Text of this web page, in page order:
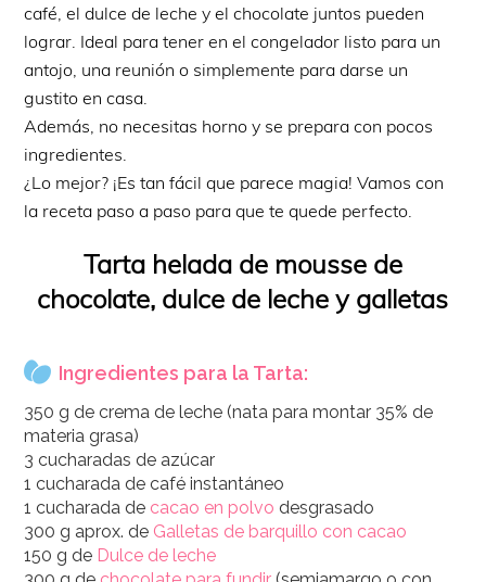
café, el dulce de leche y el chocolate juntos pueden
lograr. Ideal para tener en el congelador listo para un
antojo, una reunión o simplemente para darse un
gustito en casa.
Además, no necesitas horno y se prepara con pocos
ingredientes.
¿Lo mejor? ¡Es tan fácil que parece magia! Vamos con
la receta paso a paso para que te quede perfecto.
Tarta helada de mousse de
chocolate, dulce de leche y galletas
Ingredientes para la Tarta:
350 g de crema de leche (nata para montar 35% de
materia grasa)
3 cucharadas de azúcar
1 cucharada de café instantáneo
1 cucharada de cacao en polvo desgrasado
300 g aprox. de Galletas de barquillo con cacao
150 g de Dulce de leche